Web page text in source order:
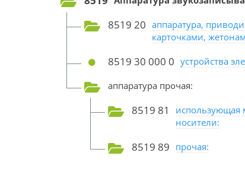
8519 20 аппаратура,
карточками,
8519 30 000 0 устройства
аппаратура прочая:
8519 81
использующая
носители:
8519 89 прочая: